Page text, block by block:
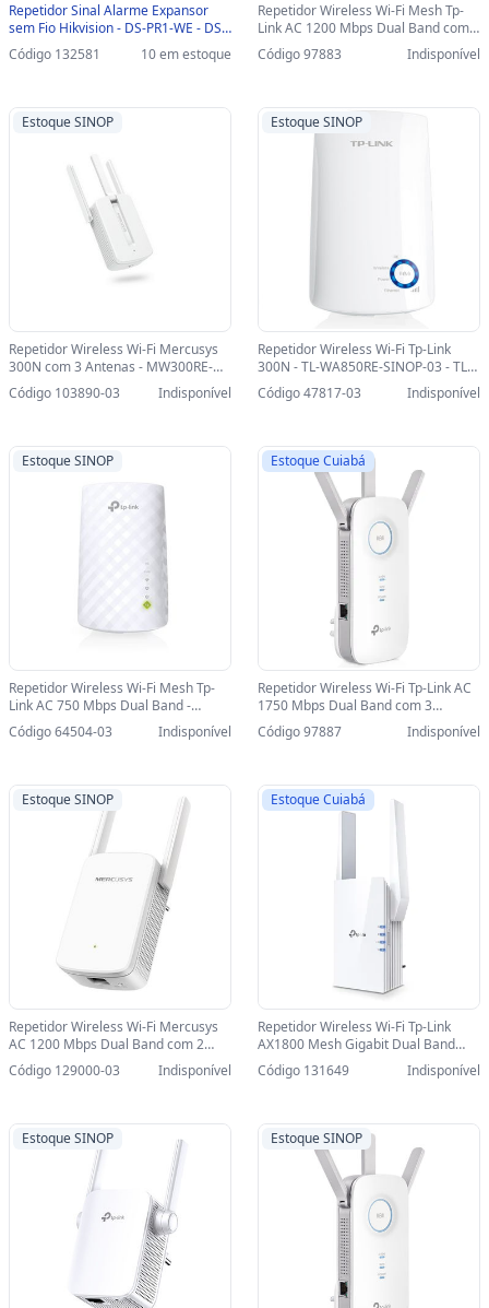
Repetidor Sinal Alarme Expansor
sem Fio Hikvision - DS-PR1-WE - DS-
PR1-WE
Código 132581 10 em estoque
Repetidor Wireless Wi-Fi Mesh Tp-
Link AC 1200 Mbps Dual Band com 2
Antenas - RE305 - RE305
Código 97883 Indisponível
Estoque SINOP
Repetidor Wireless Wi-Fi Mercusys
300N com 3 Antenas - MW300RE-
SINOP-03 - MW300RE
Código 103890-03 Indisponível
Estoque SINOP
Repetidor Wireless Wi-Fi Tp-Link
300N - TL-WA850RE-SINOP-03 - TL-
WA850RE
Código 47817-03 Indisponível
Estoque SINOP
Repetidor Wireless Wi-Fi Mesh Tp-
Link AC 750 Mbps Dual Band -
RE200-SINOP-03 - RE200
Código 64504-03 Indisponível
Estoque Cuiabá
Repetidor Wireless Wi-Fi Tp-Link AC
1750 Mbps Dual Band com 3
Antenas - RE450 - RE450
Código 97887 Indisponível
Estoque SINOP
Repetidor Wireless Wi-Fi Mercusys
AC 1200 Mbps Dual Band com 2
Antenas - ME30-SINOP-03 - ME30
Código 129000-03 Indisponível
Estoque Cuiabá
Repetidor Wireless Wi-Fi Tp-Link
AX1800 Mesh Gigabit Dual Band
Mu-mimo WI-FI 6 com 2 Antenas -
RE605X - RE605X
Código 131649 Indisponível
Estoque SINOP Estoque SINOP